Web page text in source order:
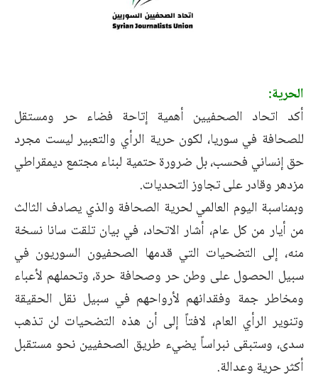
الحرية:
أكد اتحاد الصحفيين أهمية إتاحة فضاء حر ومستقل
للصحافة في سوريا، ‏لكون حرية الرأي والتعبير ‏ليست مجرد
حق إنساني فحسب، بل ضرورة ‏حتمية لبناء مجتمع ديمقراطي
مزدهر وقادر على تجاوز التحديات.
وبمناسبة اليوم العالمي لحرية الصحافة والذي يصادف الثالث
من أيار من كل ‏عام، أشار الاتحاد، في بيان تلقت سانا نسخة
منه، إلى التضحيات التي قدمها ‏الصحفيون السوريون في
سبيل الحصول على وطن حر وصحافة حرة، ‏وتحملهم لأعباء
ومخاطر جمة وفقدانهم لأرواحهم في سبيل نقل الحقيقة
‏وتنوير الرأي العام، لافتاً إلى أن هذه التضحيات لن تذهب
سدى، وستبقى ‏نبراساً يضيء طريق الصحفيين نحو مستقبل
أكثر حرية وعدالة.